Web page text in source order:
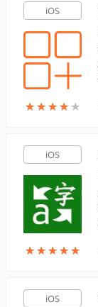
iOS
★★★★ ★
★★★★ ★
iOS
★★★★★
★★★★★
iOS